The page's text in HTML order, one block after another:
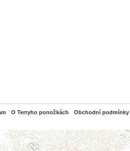
O Terryho ponožkách Obchodní podmínky
PayPal